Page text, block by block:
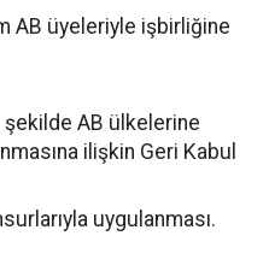
AB üyeleriyle işbirliğine
şekilde AB ülkelerine
ilişkin Geri Kabul
uygulanması.